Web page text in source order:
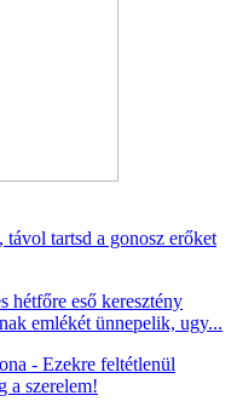
tartsd a gonosz erőket
hétfőre eső keresztény
emlékét ünnepelik, ugy...
- Ezekre feltétlenül
a szerelem!